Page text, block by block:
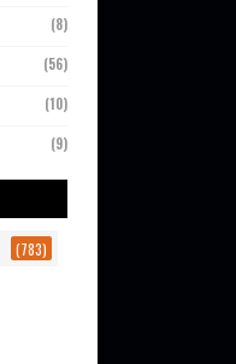
(8)
(56)
(10)
(9)
(783)